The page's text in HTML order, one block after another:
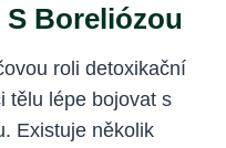
Boreliózou
roli detoxikační
tělu lépe bojovat s
Existuje několik